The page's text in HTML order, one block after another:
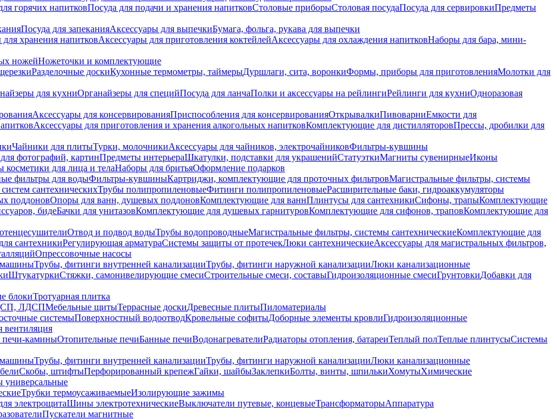
горячих напитковПосуда для подачи и хранения напитковСтоловые приборыСтоловая посудаПосуда для сервировкиПредметы
Посуда для запеканияАксессуары для выпечкиБумага, фольга, рукава для выпечки
для хранения напитковАксессуары для приготовления коктейлейАксессуары для охлаждения напитковНаборы для бара, мини-
ножейНожеточки и комплектующие
Разделочные доскиКухонные термометры, таймерыДуршлаги, сита, воронкиФормы, приборы для приготовленияМолотки для
для кухниОрганайзеры для специйПосуда для ланчаПолки и аксессуары на рейлингиРейлинги для кухниОдноразовая
Аксессуары для консервированияПриспособления для консервированияОткрывалкиПивоварниЕмкости для
Аксессуары для приготовления и хранения алкогольных напитковКомплектующие для дистилляторовПрессы, дробилки для
Чайники для плитыТурки, молочникиАксессуары для чайников, электрочайниковФильтры-кувшины
фотографий, картинПредметы интерьераШкатулки, подставки для украшенийСтатуэткиМагниты сувенирныеИконы
для лица и телаНаборы для бритьяОформление подарков
фильтры для водыФильтры-кувшиныКартриджи, комплектующие для проточных фильтровМагистральные фильтры, системы
сантехническихТрубы полипропиленовыеФитинги полипропиленовыеРасширительные баки, гидроаккумуляторы
поддоновОпоры для ванн, душевых поддоновКомплектующие для ваннПлинтусы для сантехникиСифоны, трапыКомплектующие
бидеБачки для унитазовКомплектующие для душевых гарнитуровКомплектующие для сифонов, траповКомплектующие для
Отвод и подвод водыТрубы водопроводныеМагистральные фильтры, системы сантехническиеКомплектующие для
сантехникиРегулирующая арматураСистемы защиты от протечекЛюки сантехническиеАксессуары для магистральных фильтров,
Опрессовочные насосы
Трубы, фитинги внутренней канализацииТрубы, фитинги наружной канализацииЛюки канализационные
ШтукатуркиСтяжки, самонивелирующие смесиСтроительные смеси, составыГидроизоляционные смесиГрунтовкиДобавки для
блокиТротуарная плитка
ЛДСПМебельные щитыТеррасные доскиДревесные плитыПиломатериалы
системыПоверхностный водоотводКровельные софитыДоборные элементы кровлиГидроизоляционные
вентиляция
каминыОтопительные печиБанные печиВодонагревателиРадиаторы отопления, батареиТеплый полТеплые плинтусыСистемы
Трубы, фитинги внутренней канализацииТрубы, фитинги наружной канализацииЛюки канализационные
Скобы, штифтыПерфорированный крепежГайки, шайбыЗаклепкиБолты, винты, шпилькиХомутыХимические
Трубки термоусаживаемыеИзолирующие зажимы
электрощитаШины электротехническиеВыключатели путевые, концевыеТрансформаторыАппаратура
Пускатели магнитные